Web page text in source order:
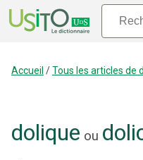
Accueil /Tous les articles de
dolique ou